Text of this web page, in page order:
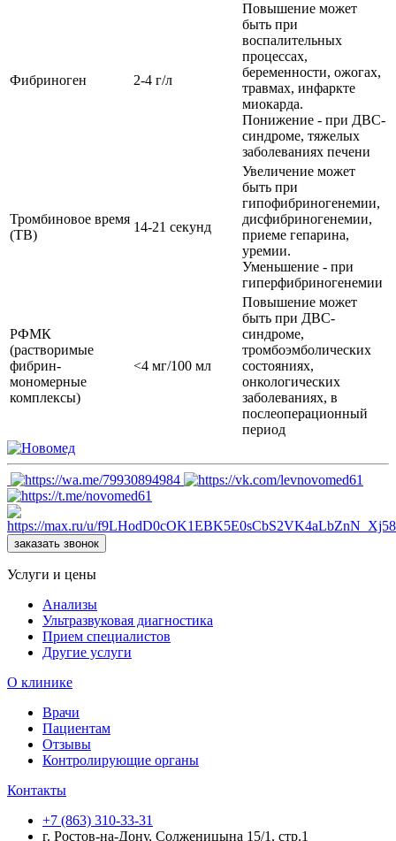
Фибриноген 2-4 г/л
Повышение может
быть при
воспалительных
процессах,
беременности, ожогах,
травмах, инфаркте
миокарда.
Понижение - при ДВС-
синдроме, тяжелых
заболеваниях печени
Тромбиновое время
(ТВ)
14-21 секунд
Увеличение может
быть при
гипофибриногенемии,
дисфибриногенемии,
приеме гепарина,
уремии.
Уменьшение - при
гиперфибриногенемии
РФМК
(растворимые
фибрин-
мономерные
комплексы)
<4 мг/100 мл
Повышение может
быть при ДВС-
синдроме,
тромбоэмболических
состояниях,
онкологических
заболеваниях, в
послеоперационный
период
заказать звонок
Услуги и цены
Анализы
Ультразвуковая диагностика
Прием специалистов
Другие услуги
О клинике
Врачи
Пациентам
Отзывы
Контролирующие органы
Контакты
+7 (863) 310-33-31
г. Ростов-на-Дону, Солженицына 15/1, стр.1